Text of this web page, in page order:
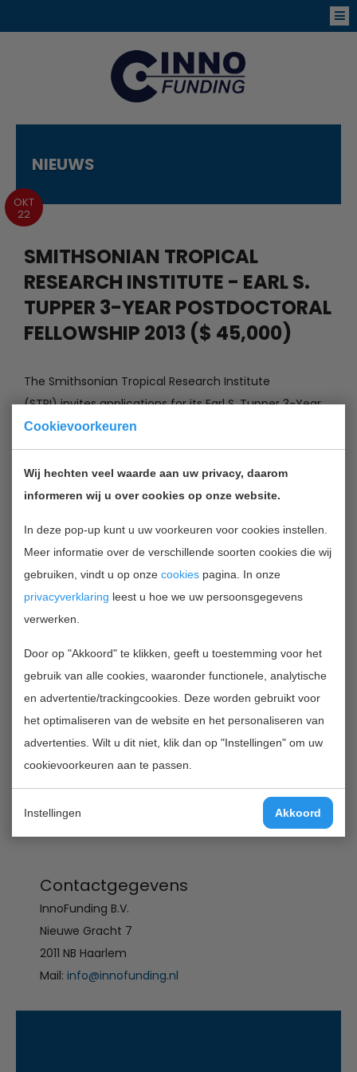
Cookievoorkeuren
Wij hechten veel waarde aan uw privacy, daarom
informeren wij u over cookies op onze website.
In deze pop-up kunt u uw voorkeuren voor cookies instellen.
Meer informatie over de verschillende soorten cookies die wij
gebruiken, vindt u op onze cookies pagina. In onze
privacyverklaring leest u hoe we uw persoonsgegevens
verwerken.
Door op "Akkoord" te klikken, geeft u toestemming voor het
gebruik van alle cookies, waaronder functionele, analytische
en advertentie/trackingcookies. Deze worden gebruikt voor
het optimaliseren van de website en het personaliseren van
advertenties. Wilt u dit niet, klik dan op "Instellingen" om uw
cookievoorkeuren aan te passen.
Instellingen Akkoord
NIEUWS
OKT
22
SMITHSONIAN TROPICAL
RESEARCH INSTITUTE - EARL S.
TUPPER 3-YEAR POSTDOCTORAL
FELLOWSHIP 2013 ($ 45,000)
The Smithsonian Tropical Research Institute
(STRI) invites applications for its Earl S. Tupper 3-Year
Postdoctoral Fellowship. The closing date is January 15,
2013. The annual stipend is $ 45,000 with yearly travel
and research allotments. One fellowship is awarded
annually.
The STRI is a division of the Smithsonian Institution in
Washington DC and maintains research facilities for
marine and terrestrial research at various locations on
the Isthmus of Panama. STRI offers fellowships for
undergraduate, predoctoral and postdoctoral research
in the areas represented by its scientific staff.
Disciplines include ecology, anthropology,
paleontology, paleoecology, evolutionary biology,
molecular phylogenetics, biogeography, animal
behavior, neurobiology, soils sciences, and physiology
of tropical plants and animals.
TERUG NAAR OVERZICHT
Contactgegevens
InnoFunding B.V.
Nieuwe Gracht 7
2011 NB Haarlem
Mail: info@innofunding.nl